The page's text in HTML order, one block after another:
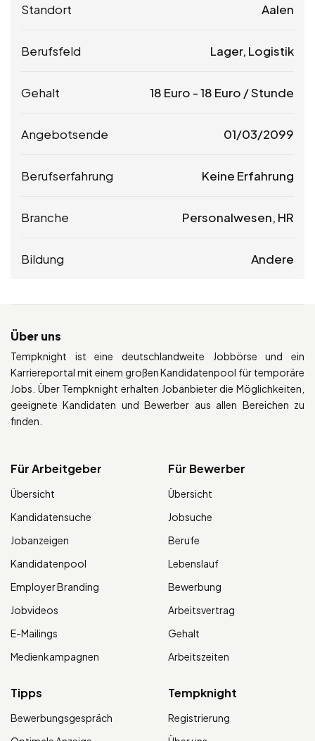
Standort Aalen
Berufsfeld Lager, Logistik
Gehalt 18 Euro -18 Euro / Stunde
Angebotsende 01/03/2099
Berufserfahrung Keine Erfahrung
Branche Personalwesen, HR
Bildung Andere
Über uns
Tempknight ist eine deutschlandweite Jobbörse und ein
Karriereportal mit einem großen Kandidatenpool für temporäre
Jobs. Über Tempknight erhalten Jobanbieter die Möglichkeiten,
geeignete Kandidaten und Bewerber aus allen Bereichen zu
finden.
Für Arbeitgeber
Übersicht
Kandidatensuche
Jobanzeigen
Kandidatenpool
Employer Branding
Jobvideos
E-Mailings
Medienkampagnen
Für Bewerber
Übersicht
Jobsuche
Berufe
Lebenslauf
Bewerbung
Arbeitsvertrag
Gehalt
Arbeitszeiten
Tipps
Bewerbungsgespräch
Tempknight
Registrierung